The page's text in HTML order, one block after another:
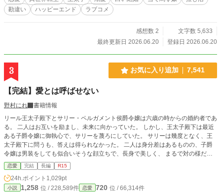
勘違い
ハッピーエンド ラブコメ
感想数 2
文字数 5,633
最終更新日 2026.06.20
登録日 2026.06.20
3 お気に入り追加 7,541
【完結】愛とは呼ばせない
野村にれ
書籍情報
リール王太子殿下とサリー・ペルガメント侯爵令嬢は六歳の時からの婚約者であ
る。 二人はお互いを励まし、未来に向かっていた。 しかし、王太子殿下は最近
ある子爵令嬢に御執心で、サリーを蔑ろにしていた。 サリーは幾度となく、王
太子殿下に問うも、答えは得られなかった。 二人は身分差はあるものの、子爵
令嬢は男装をしても似合いそうな顔立ちで、長身で美しく、 まるで対の様だと
言われるようになっていた。二人を見つめるファンもいるほどである。 サリー
は婚約解消なのだろうと受け止め、承知するつもりであった。 しかし、そうは
ならなかった。
恋愛 完結 長編 R15
24h.ポイント 1,029pt
小説 1,258 位 / 228,589件 恋愛 720 位 / 66,314件